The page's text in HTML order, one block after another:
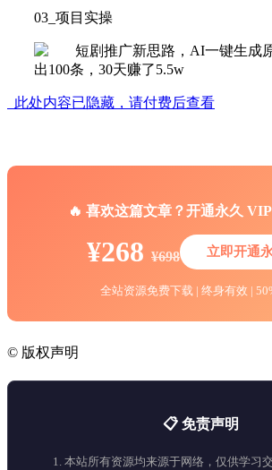
03_项目实操
此处内容已隐藏，请付费后查看
🔥 喜欢这篇文章？开通永久
¥268 ¥698 立即开通
全站资源免费下载 | 终身有效 |
© 版权声明
📋 免责声明
1. 本站所有资源均来源于网络，仅供学习